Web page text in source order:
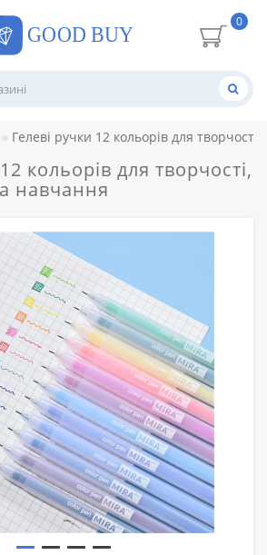
0
Гелеві ручки 12 кольорів для
кольорів для творчості,
навчання